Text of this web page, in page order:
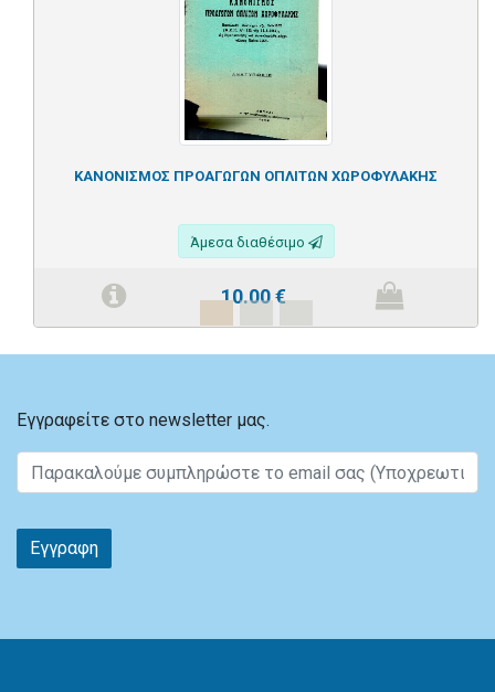
ΚΑΝΟΝΙΣΜΟΣ ΠΡΟΑΓΩΓΩΝ ΟΠΛΙΤΩΝ ΧΩΡΟΦΥΛΑΚΗΣ
Άμεσα διαθέσιμο
10.00€
Εγγραφείτε στο newsletter μας.
Εγγραφη